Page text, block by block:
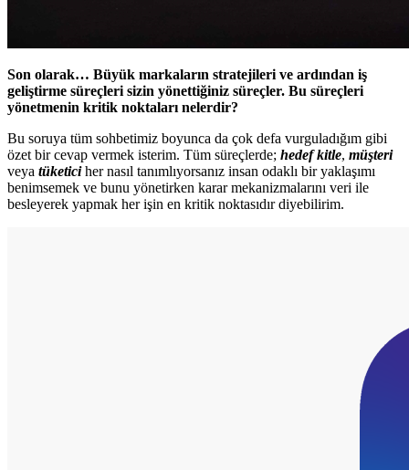
Son olarak… Büyük markaların stratejileri ve ardından iş
geliştirme süreçleri sizin yönettiğiniz süreçler. Bu süreçleri
yönetmenin kritik noktaları nelerdir?
Bu soruya tüm sohbetimiz boyunca da çok defa vurguladığım gibi
özet bir cevap vermek isterim. Tüm süreçlerde; hedef kitle, müşteri
veya tüketiciher nasıl tanımlıyorsanız insan odaklı bir yaklaşımı
benimsemek ve bunu yönetirken karar mekanizmalarını veri ile
besleyerek yapmak her işin en kritik noktasıdır diyebilirim.